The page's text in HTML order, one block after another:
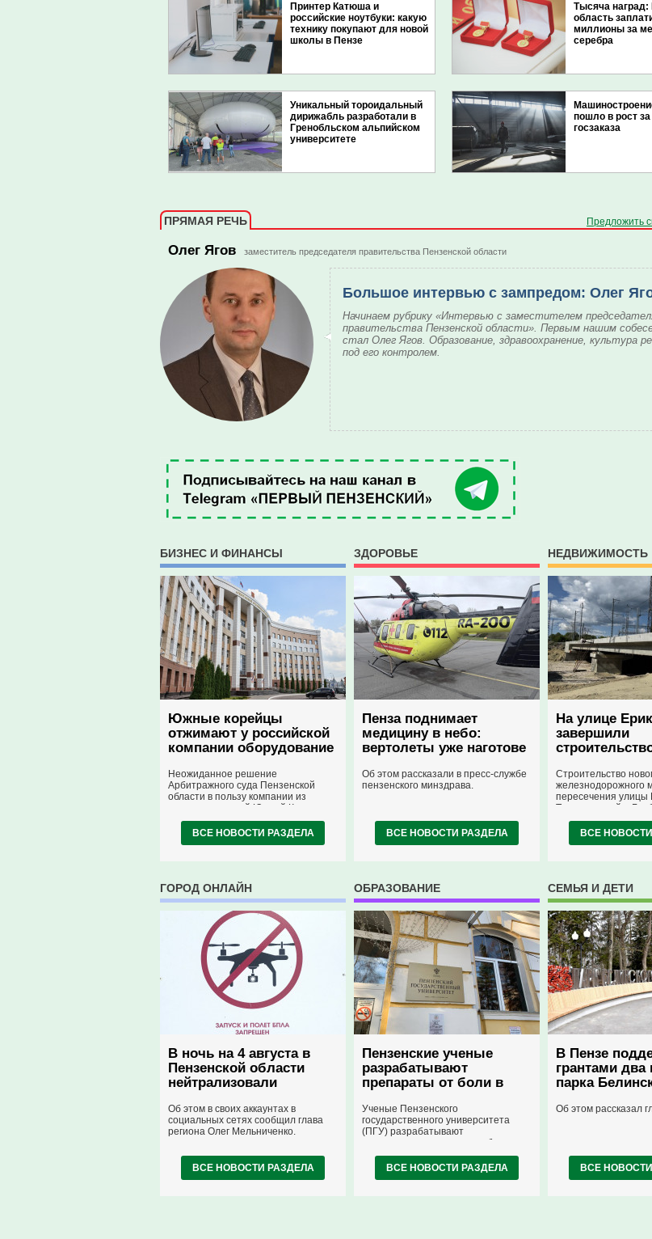
Принтер Катюша и
российские ноутбуки: какую
технику покупают для новой
школы в Пензе
Тысяча наград:
область
миллионы за
серебра
Уникальный тороидальный
дирижабль разработали в
Гренобльском альпийском
университете
пошло в рост за
госзаказа
ПРЯМАЯ РЕЧЬ Предложить
Олег Ягов заместитель председателя правительства Пензенской области
Большое интервью с зампредом: Олег
Начинаем рубрику «Интервью с заместителем
правительства Пензенской области». Первым нашим
стал Олег Ягов. Образование, здравоохранение, культура
под его контролем.
БИЗНЕС И ФИНАНСЫ
Южные корейцы
отжимают у российской
компании оборудование
сторону выбрал
пензенский суд?
Неожиданное решение
Арбитражного суда Пензенской
области в пользу компании из
недружественной Южной Кореи
вызывает недоумение и удивление.
Российская компания может
понести многомиллионные убытки
позицию иностранной компании.
ВСЕ НОВОСТИ РАЗДЕЛА
ЗДОРОВЬЕ
Пенза поднимает
медицину в небо:
вертолеты уже наготове
Об этом рассказали в пресс-службе
пензенского минздрава.
ВСЕ НОВОСТИ РАЗДЕЛА
НЕДВИЖИМОСТЬ
На улице
завершили
Строительство
железнодорожного
пересечения улицы
Транспортной и
подошло к концу.
этом предоставили
областного
ВСЕ
ГОРОД ОНЛАЙН
В ночь на 4 августа в
Пензенской области
нейтрализовали
Об этом в своих аккаунтах в
социальных сетях сообщил глава
региона Олег Мельниченко.
ВСЕ НОВОСТИ РАЗДЕЛА
ОБРАЗОВАНИЕ
Пензенские ученые
разрабатывают
препараты от боли в
вербены
Ученые Пензенского
государственного университета
(ПГУ) разрабатывают
растительные леденцы от боли в
горле и препараты для
стоматологии на основе
лекарственной вербены.
ВСЕ НОВОСТИ РАЗДЕЛА
СЕМЬЯ И ДЕТИ
В Пензе
грантами два
парка
Об этом рассказал
ВСЕ